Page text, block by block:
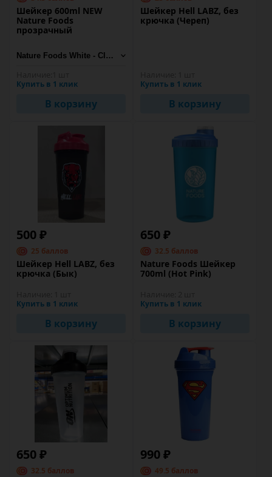
Шейкер 600ml NEW
Nature Foods
прозрачный
Купить в 1 клик
В корзину
Шейкер Hell LABZ, без
крючка (Череп)
Купить в 1 клик
В корзину
500 ₽
25 баллов
Шейкер Hell LABZ, без
крючка (Бык)
Купить в 1 клик
В корзину
650 ₽
32.5 баллов
Nature Foods Шейкер
700ml (Hot Pink)
Купить в 1 клик
В корзину
650 ₽
32.5 баллов
990 ₽
49.5 баллов